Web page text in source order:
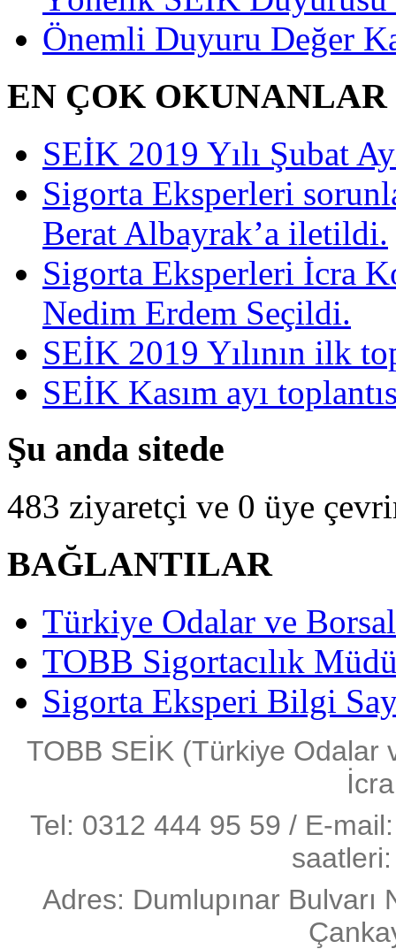
Önemli Duyuru Değer
EN ÇOK OKUNANLAR
SEİK 2019 Yılı Şubat
Sigorta Eksperleri
Berat Albayrak’a iletildi.
Sigorta Eksperleri İcra
Nedim Erdem Seçildi.
SEİK 2019 Yılının ilk
SEİK Kasım ayı
Şu anda sitede
483 ziyaretçi ve 0 üye
BAĞLANTILAR
Türkiye Odalar ve
TOBB Sigortacılık
Sigorta Eksperi Bilgi
TOBB SEİK (Türkiye Odalar
Tel: 0312 444 95 59 / E-
Adres: Dumlupınar